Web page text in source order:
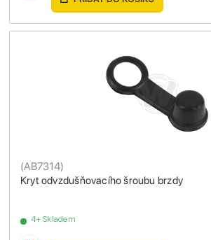
Kryt odvzdušňovacího šroubu brzdy
(AB7314)
4+ Skladem